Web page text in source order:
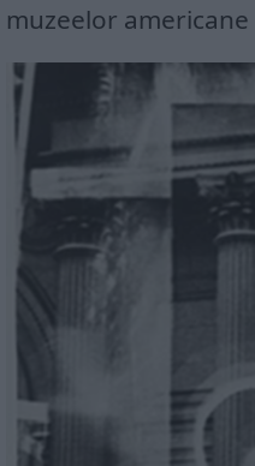
muzeelor americane